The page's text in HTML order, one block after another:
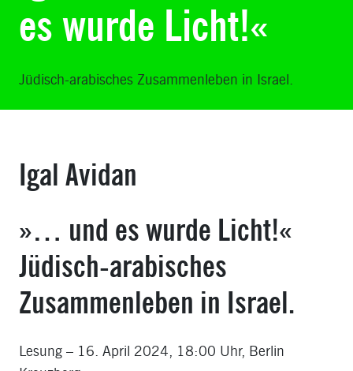
es wurde Licht!«
Jüdisch-arabisches Zusammenleben in Israel.
Igal Avidan
»… und es wurde Licht!«
Jüdisch-arabisches
Zusammenleben in Israel.
Lesung – 16. April 2024, 18:00 Uhr, Berlin